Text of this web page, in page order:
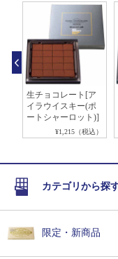
生チョコレート[ア
イラウイスキー(ポ
ートシャーロット)]
¥1,215（税込）
カテゴリから探
限定・新商品